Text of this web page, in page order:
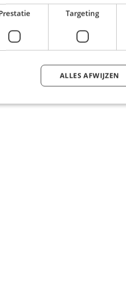
Targeting
ALLES AFWIJZEN